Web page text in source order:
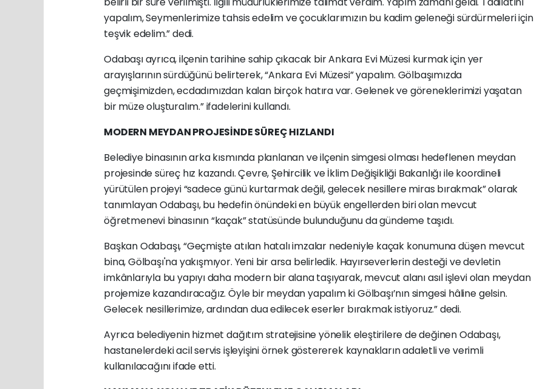
yapalım, Seymenlerimize tahsis edelim ve çocuklarımızın bu kadim geleneği sürdürmeleri için
teşvik edelim.” dedi.
Odabaşı ayrıca, ilçenin tarihine sahip çıkacak bir Ankara Evi Müzesi kurmak için yer
arayışlarının sürdüğünü belirterek, “Ankara Evi Müzesi” yapalım. Gölbaşımızda
geçmişimizden, ecdadımızdan kalan birçok hatıra var. Gelenek ve göreneklerimizi yaşatan
bir müze oluşturalım.” ifadelerini kullandı.
MODERN MEYDAN PROJESİNDE SÜREÇ HIZLANDI
Belediye binasının arka kısmında planlanan ve ilçenin simgesi olması hedeflenen meydan
projesinde süreç hız kazandı. Çevre, Şehircilik ve İklim Değişikliği Bakanlığı ile koordineli
yürütülen projeyi “sadece günü kurtarmak değil, gelecek nesillere miras bırakmak” olarak
tanımlayan Odabaşı, bu hedefin önündeki en büyük engellerden biri olan mevcut
öğretmenevi binasının “kaçak” statüsünde bulunduğunu da gündeme taşıdı.
Başkan Odabaşı, “Geçmişte atılan hatalı imzalar nedeniyle kaçak konumuna düşen mevcut
bina, Gölbaşı'na yakışmıyor. Yeni bir arsa belirledik. Hayırseverlerin desteği ve devletin
imkânlarıyla bu yapıyı daha modern bir alana taşıyarak, mevcut alanı asıl işlevi olan meydan
projemize kazandıracağız. Öyle bir meydan yapalım ki Gölbaşı’nın simgesi hâline gelsin.
Gelecek nesillerimize, ardından dua edilecek eserler bırakmak istiyoruz.” dedi.
Ayrıca belediyenin hizmet dağıtım stratejisine yönelik eleştirilere de değinen Odabaşı,
hastanelerdeki acil servis işleyişini örnek göstererek kaynakların adaletli ve verimli
kullanılacağını ifade etti.